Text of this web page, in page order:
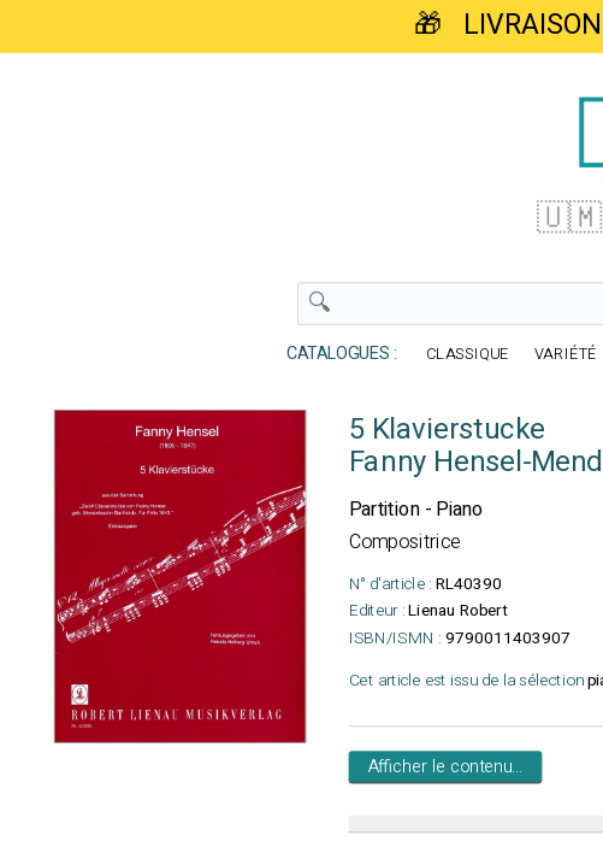
🎁
🇺🇲
CATALOGUES : CLASSIQUE VARIÉTÉ
5 Klavierstucke
Fanny Hensel-
Partition - Piano
Compositrice
N° d'article : RL40390
Editeur :Lienau Robert
ISBN/ISMN : 9790011403907
Cet article est issu de la sélection
Afficher le contenu...